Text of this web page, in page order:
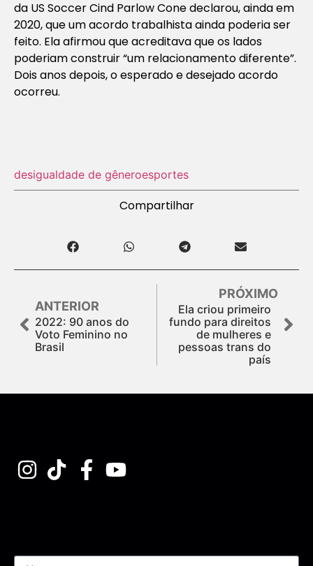
da US Soccer Cind Parlow Cone declarou, ainda em
2020, que um acordo trabalhista ainda poderia ser
feito. Ela afirmou que acreditava que os lados
poderiam construir “um relacionamento diferente”.
Dois anos depois, o esperado e desejado acordo
ocorreu.
desigualdade de gêneroesportes
Compartilhar
ANTERIOR
2022: 90 anos do
Voto Feminino no
Brasil
PRÓXIMO
Ela criou primeiro
fundo para direitos
de mulheres e
pessoas trans do
país